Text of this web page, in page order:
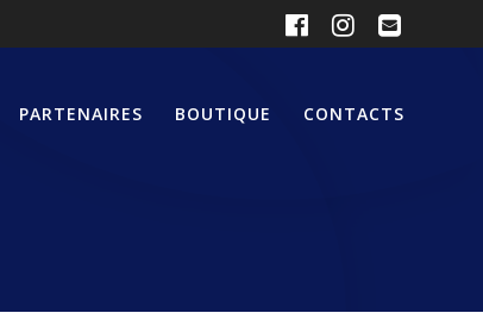
PARTENAIRES BOUTIQUE CONTACTS